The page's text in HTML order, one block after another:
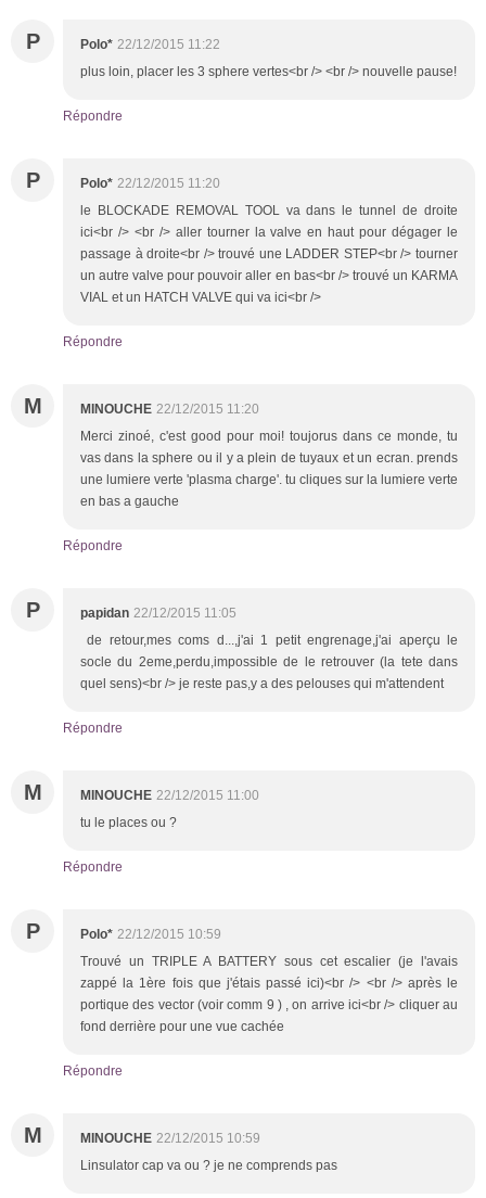
P Polo* 22/12/2015 11:22
plus loin, placer les 3 sphere vertes<br /> <br /> nouvelle pause!
Répondre
P Polo* 22/12/2015 11:20
le BLOCKADE REMOVAL TOOL va dans le tunnel de droite
ici<br /> <br /> aller tourner la valve en haut pour dégager le
passage à droite<br /> trouvé une LADDER STEP<br /> tourner
un autre valve pour pouvoir aller en bas<br /> trouvé un KARMA
VIAL et un HATCH VALVE qui va ici<br />
Répondre
M MINOUCHE 22/12/2015 11:20
Merci zinoé, c'est good pour moi! toujorus dans ce monde, tu
vas dans la sphere ou il y a plein de tuyaux et un ecran. prends
une lumiere verte 'plasma charge'. tu cliques sur la lumiere verte
en bas a gauche
Répondre
P papidan 22/12/2015 11:05
de retour,mes coms d...,j'ai 1 petit engrenage,j'ai aperçu le
socle du 2eme,perdu,impossible de le retrouver (la tete dans
quel sens)<br /> je reste pas,y a des pelouses qui m'attendent
Répondre
M MINOUCHE 22/12/2015 11:00
tu le places ou ?
Répondre
P Polo* 22/12/2015 10:59
Trouvé un TRIPLE A BATTERY sous cet escalier (je l'avais
zappé la 1ère fois que j'étais passé ici)<br /> <br /> après le
portique des vector (voir comm 9 ) , on arrive ici<br /> cliquer au
fond derrière pour une vue cachée
Répondre
M MINOUCHE 22/12/2015 10:59
Linsulator cap va ou ? je ne comprends pas